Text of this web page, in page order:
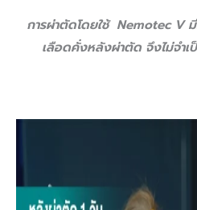
การผ่าตัดโดยใช้ Nemotec V
เลือดคั่งหลังผ่าตัด จึงไม่จำเ